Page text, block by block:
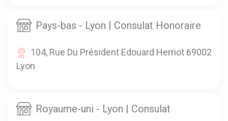
Pays-bas - Lyon | Consulat Honoraire
104, Rue Du Président Edouard Herriot 69002
Lyon
Royaume-uni - Lyon | Consulat